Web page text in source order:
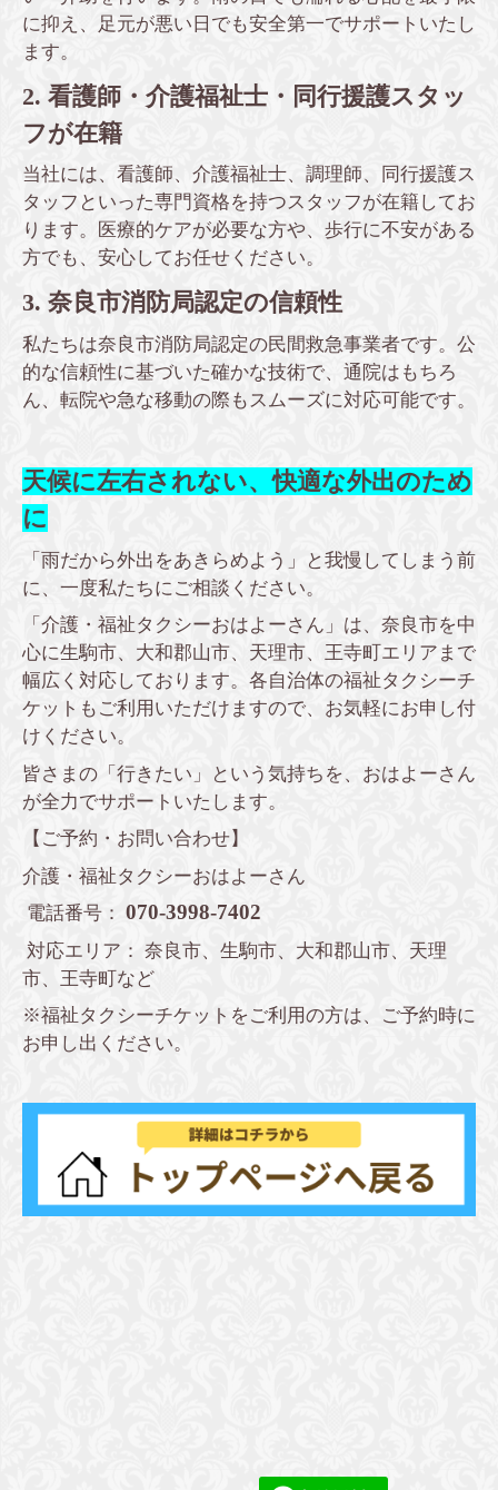
に抑え、足元が悪い日でも安全第一でサポートいたし
ます。
2. 看護師・介護福祉士・同行援護スタッ
フが在籍
当社には、看護師、介護福祉士、調理師、同行援護ス
タッフといった専門資格を持つスタッフが在籍してお
ります。医療的ケアが必要な方や、歩行に不安がある
方でも、安心してお任せください。
3. 奈良市消防局認定の信頼性
私たちは奈良市消防局認定の民間救急事業者です。公
的な信頼性に基づいた確かな技術で、通院はもちろ
ん、転院や急な移動の際もスムーズに対応可能です。
天候に左右されない、快適な外出のため
に
「雨だから外出をあきらめよう」と我慢してしまう前
に、一度私たちにご相談ください。
「介護・福祉タクシーおはよーさん」は、奈良市を中
心に生駒市、大和郡山市、天理市、王寺町エリアまで
幅広く対応しております。各自治体の福祉タクシーチ
ケットもご利用いただけますので、お気軽にお申し付
けください。
皆さまの「行きたい」という気持ちを、おはよーさん
が全力でサポートいたします。
【ご予約・お問い合わせ】
介護・福祉タクシーおはよーさん
電話番号： 070-3998-7402
対応エリア： 奈良市、生駒市、大和郡山市、天理
市、王寺町など
※福祉タクシーチケットをご利用の方は、ご予約時に
お申し出ください。